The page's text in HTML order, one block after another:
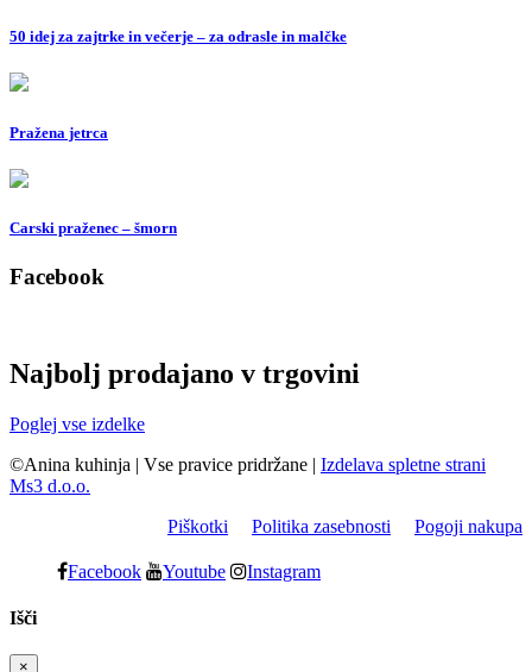
50 idej za zajtrke in večerje – za odrasle in malčke
Pražena jetrca
Carski praženec – šmorn
Facebook
Najbolj prodajano v trgovini
Poglej vse izdelke
©Anina kuhinja | Vse pravice pridržane | Izdelava spletne strani
Ms3 d.o.o.
Piškotki
Politika zasebnosti Pogoji nakupa
Facebook Youtube Instagram
Išči
×